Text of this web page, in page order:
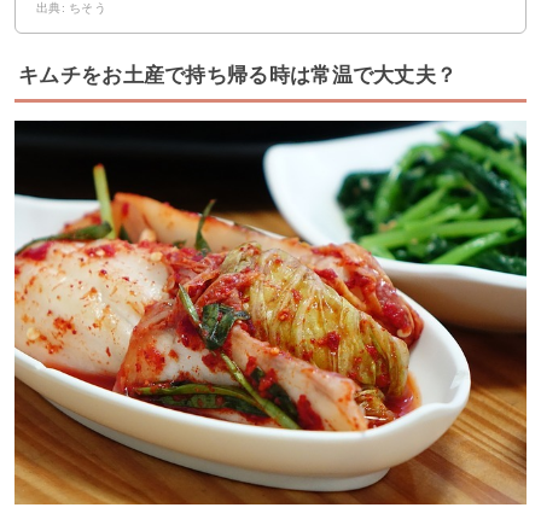
出典: ちそう
キムチをお土産で持ち帰る時は常温で大丈夫？